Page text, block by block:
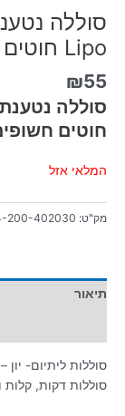
Lipo חוטים חשופים
₪55
חוטים
המלאי אזל
מק"ט: 200-402030
תיאור
סוללות ליתיום-
סוללות דקות, קלות